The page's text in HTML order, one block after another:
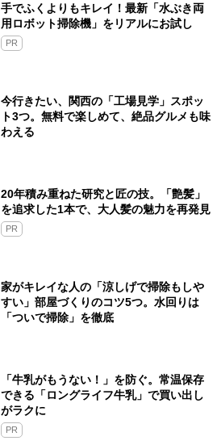
手でふくよりもキレイ！最新「水ぶき両
用ロボット掃除機」をリアルにお試し
PR
今行きたい、関西の「工場見学」スポッ
ト3つ。無料で楽しめて、絶品グルメも味
わえる
20年積み重ねた研究と匠の技。「艶髪」
を追求した1本で、大人髪の魅力を再発見
PR
家がキレイな人の「涼しげで掃除もしや
すい」部屋づくりのコツ5つ。水回りは
「ついで掃除」を徹底
「牛乳がもうない！」を防ぐ。常温保存
できる「ロングライフ牛乳」で買い出し
がラクに
PR